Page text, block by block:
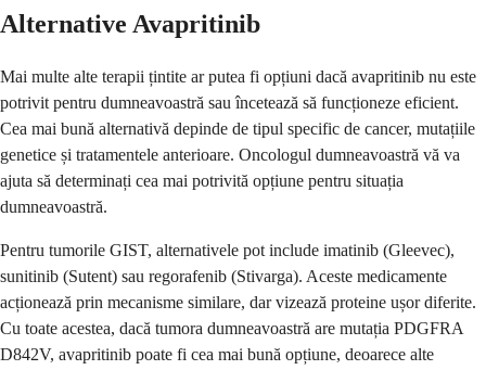
Alternative Avapritinib
Mai multe alte terapii țintite ar putea fi opțiuni dacă avapritinib nu este
potrivit pentru dumneavoastră sau încetează să funcționeze eficient.
Cea mai bună alternativă depinde de tipul specific de cancer, mutațiile
genetice și tratamentele anterioare. Oncologul dumneavoastră vă va
ajuta să determinați cea mai potrivită opțiune pentru situația
dumneavoastră.
Pentru tumorile GIST, alternativele pot include imatinib (Gleevec),
sunitinib (Sutent) sau regorafenib (Stivarga). Aceste medicamente
acționează prin mecanisme similare, dar vizează proteine ușor diferite.
Cu toate acestea, dacă tumora dumneavoastră are mutația PDGFRA
D842V, avapritinib poate fi cea mai bună opțiune, deoarece alte